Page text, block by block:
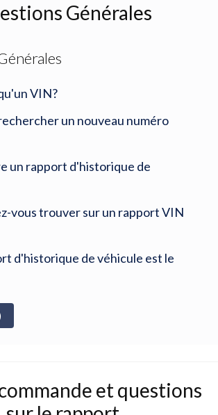
Générales
VIN?
un nouveau numéro
un rapport d'historique de
vous trouver sur un rapport VIN
d'historique de véhicule est le
et questions